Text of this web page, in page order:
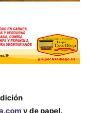
y de papel.